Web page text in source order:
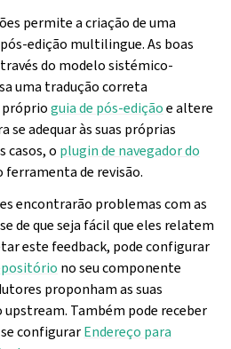
permite a criação de uma
edição multilingue. As boas
do modelo sistémico-
uma tradução correta
próprioguia de pós-ediçãoe altere
se adequar às suas próprias
casos, o plugin de navegador do
ferramenta de revisão.
encontrarão problemas com as
de que seja fácil que eles relatem
este feedback, pode configurar
no seu componente
proponham as suas
Também pode receber
configurarEndereço para